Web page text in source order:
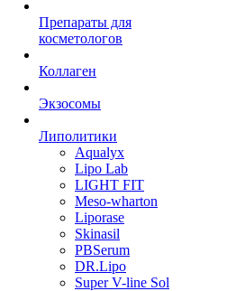
Препараты для
косметологов
Коллаген
Экзосомы
Липолитики
Aqualyx
Lipo Lab
LIGHT FIT
Meso-wharton
Liporase
Skinasil
PBSerum
DR.Lipo
Super V-line Sol